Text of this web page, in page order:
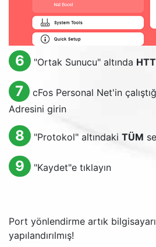
6 "Ortak Sunucu" altında
7
cFos Personal Net'in
Adresini girin
8 "Protokol" altındaki TÜM
9 "Kaydet"e tıklayın
Port yönlendirme artık
yapılandırılmış!